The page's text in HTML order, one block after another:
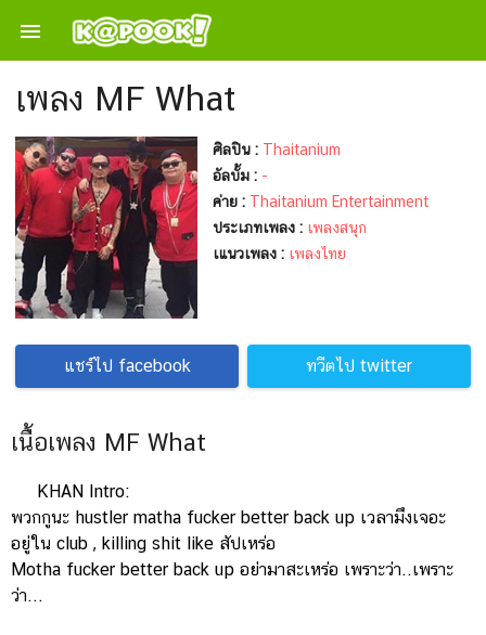

เพลง MF What
ศิลปิน : Thaitanium
อัลบั้ม : -
ค่าย : Thaitanium Entertainment
ประเภทเพลง : เพลงสนุก
เแนวเพลง : เพลงไทย
แชร์ไป facebook ทวีตไป twitter
เนื้อเพลง MF What
KHAN Intro:
พวกกูนะ hustler matha fucker better back up เวลามึงเจอะ
อยู่ใน club , killing shit like สัปเหร่อ
Motha fucker better back up อย่ามาสะเหร่อ เพราะว่า..เพราะ
ว่า...